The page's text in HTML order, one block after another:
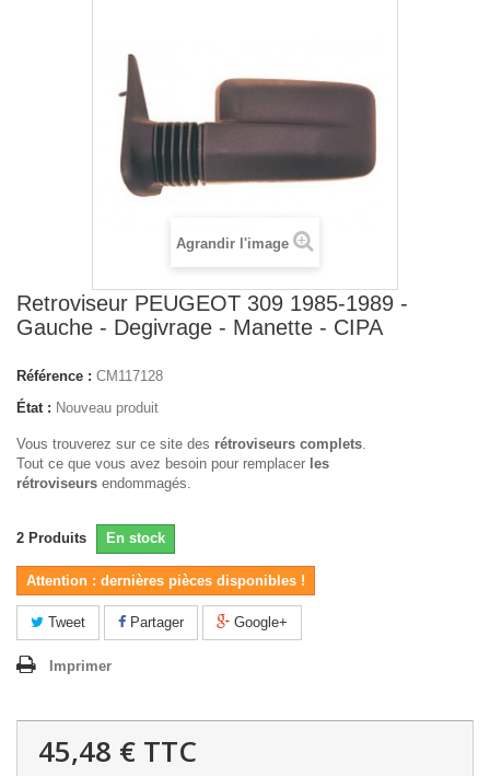
Agrandir l'image
Retroviseur PEUGEOT 309 1985-1989 -
Gauche - Degivrage - Manette - CIPA
Référence : CM117128
État : Nouveau produit
Vous trouverez sur ce site des rétroviseurs complets.
Tout ce que vous avez besoin pour remplacer les
rétroviseurs endommagés.
2 Produits En stock
Attention : dernières pièces disponibles !
Tweet Partager Google+
Imprimer
45,48 € TTC